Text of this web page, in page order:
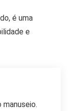
é uma
e